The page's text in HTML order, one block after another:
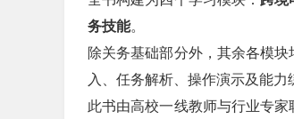
务技能。
除关务基础部分外，其余各模
入、任务解析、操作演示及能力
此书由高校一线教师与行业专